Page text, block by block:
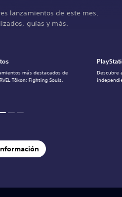
lanzamientos de este mes,
guías y más.
más destacados de
Tōkon: Fighting Souls.
Descubre